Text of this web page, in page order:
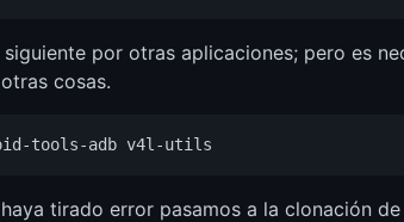
por otras aplicaciones; pero es
cosas.
tirado error pasamos a la clonación de